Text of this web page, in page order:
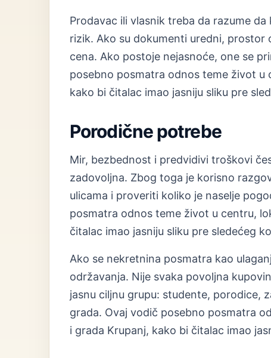
Prodavac ili vlasnik treba da razume
rizik. Ako su dokumenti uredni, prostor
cena. Ako postoje nejasnoće, one se
posebno posmatra odnos teme život u
kako bi čitalac imao jasniju sliku pre
Porodične potrebe
Mir, bezbednost i predvidivi troškovi
zadovoljna. Zbog toga je korisno
ulicama i proveriti koliko je naselje
posmatra odnos teme život u centru,
čitalac imao jasniju sliku pre sledećeg
Ako se nekretnina posmatra kao
održavanja. Nije svaka povoljna
jasnu ciljnu grupu: studente, porodice,
grada. Ovaj vodič posebno posmatra
i grada Krupanj, kako bi čitalac imao